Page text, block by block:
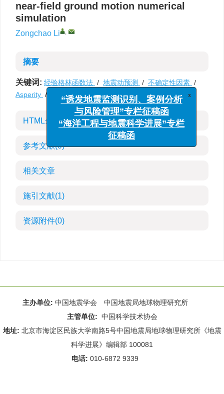
near-field ground motion numerical
simulation
Zongchao Li ,
摘要
关键词: 经验格林函数法 / 地震动预测 / 不确定性因素 /
Asperity / 参数敏感性
HTML全文
参考文献(0)
相关文章
施引文献(1)
资源附件(0)
主办单位: 中国地震学会 中国地震局地球物理研究所
主管单位: 中国科学技术协会
地址: 北京市海淀区民族大学南路5号中国地震局地球物理研究所《地震
科学进展》编辑部 100081
电话: 010-6872 9339
“诱发地震监测识别、案例分析
与风险管理”专栏征稿函
“海洋工程与地震科学进展”专栏
征稿函